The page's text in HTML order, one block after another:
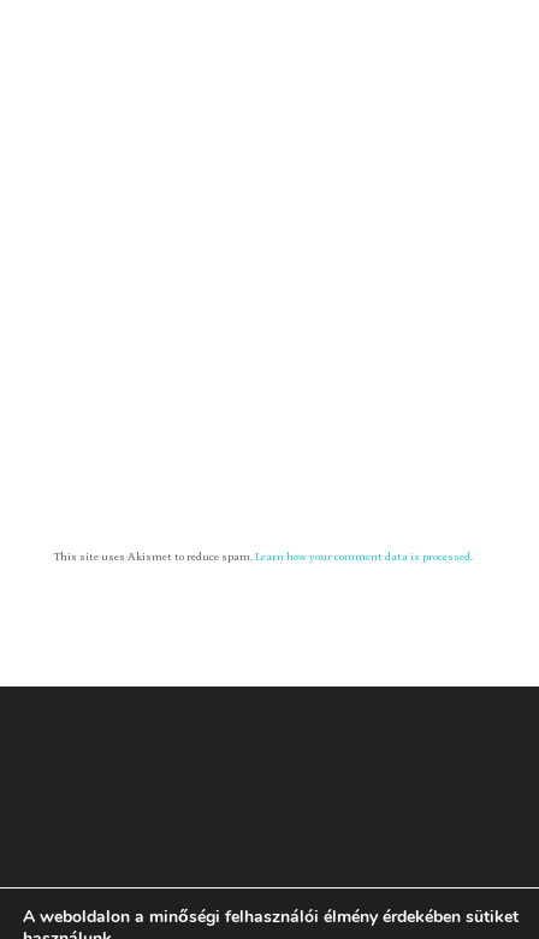
This site uses Akismet to reduce spam.Learn how your comment data is processed.
Rólam GYIK ÁSZF Adatvédelmi tájékoztató
A weboldalon a minőségi felhasználói élmény érdekében sütiket